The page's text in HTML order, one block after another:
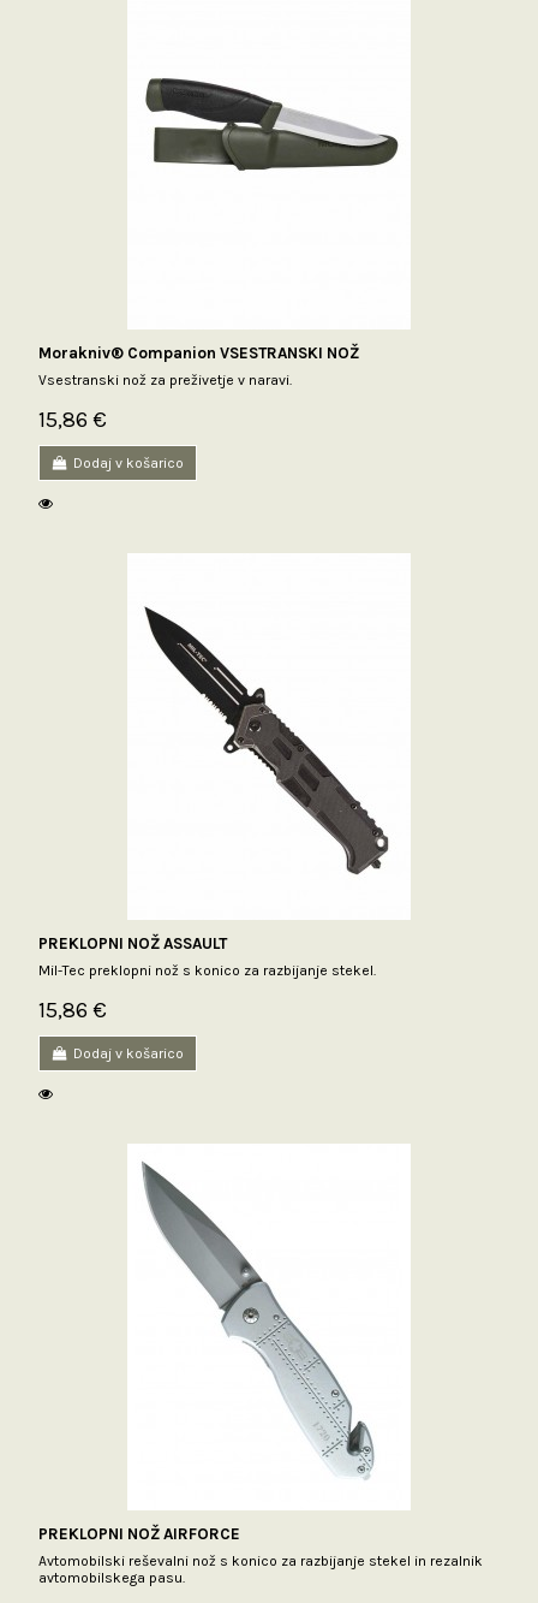
Morakniv® Companion VSESTRANSKI NOŽ
Vsestranski nož za preživetje v naravi.
15,86 €
Dodaj v košarico
PREKLOPNI NOŽ ASSAULT
Mil-Tec preklopni nož s konico za razbijanje stekel.
15,86 €
Dodaj v košarico
PREKLOPNI NOŽ AIRFORCE
Avtomobilski reševalni nož s konico za razbijanje stekel in rezalnik
avtomobilskega pasu.